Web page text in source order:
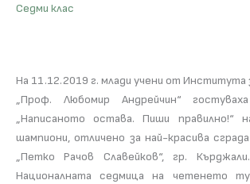
Седми клас
На 11.12.2019 г. млади учени от Института
„Проф. Любомир Андрейчин“
„Написаното остава. Пиши правилно!“
шампиони, отличено за най-красива
„Петко Рачов Славейков“, гр.
Националната седмица на четенето